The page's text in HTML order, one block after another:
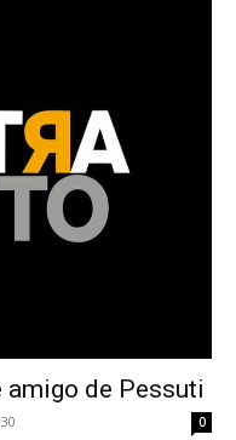
amigo de Pessuti
0